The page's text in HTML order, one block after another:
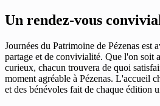
Un rendez-vous
Journées du Patrimoine de Pézenas est
partage et de convivialité. Que l'on soit
curieux, chacun trouvera de quoi
moment agréable à Pézenas. L'accueil
et des bénévoles fait de chaque édition